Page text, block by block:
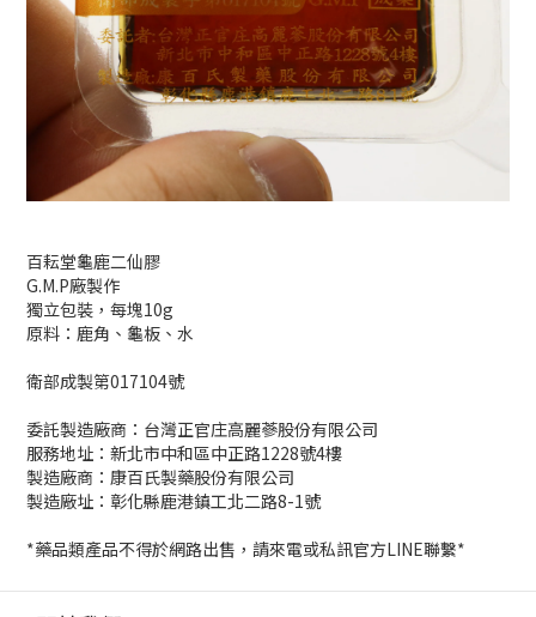
百耘堂龜鹿二仙膠
G.M.P廠製作
獨立包裝，每塊10g
原料：鹿角、龜板、水
衛部成製第017104號
委託製造廠商：台灣正官庄高麗蔘股份有限公司
服務地址：新北市中和區中正路1228號4樓
製造廠商：康百氏製藥股份有限公司
製造廠址：彰化縣鹿港鎮工北二路8-1號
*藥品類產品不得於網路出售，請來電或私訊官方LINE聯繫*